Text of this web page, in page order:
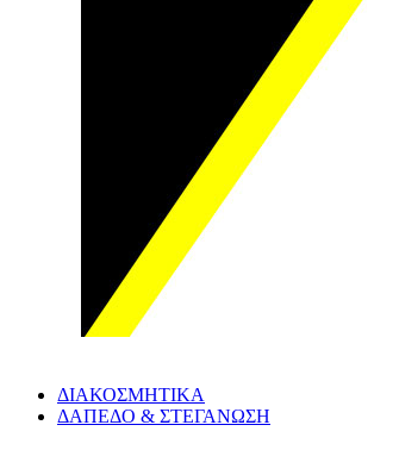
ΔΙΑΚΟΣΜΗΤΙΚΑ
ΔΑΠΕΔΟ & ΣΤΕΓΑΝΩΣΗ